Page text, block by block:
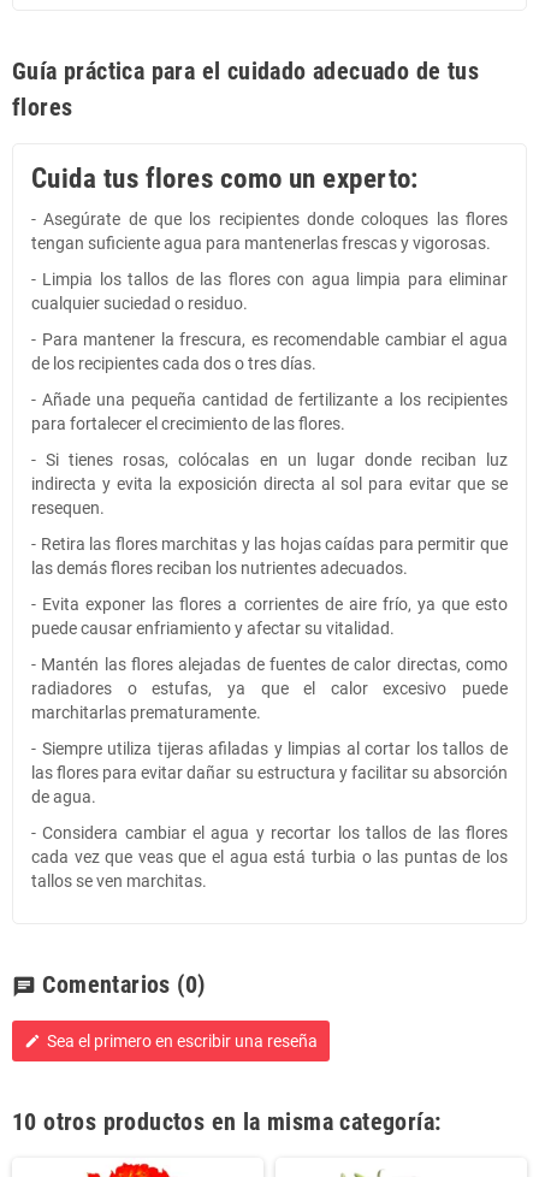
Guía práctica para el cuidado adecuado de tus
flores
Cuida tus flores como un experto:
- Asegúrate de que los recipientes donde coloques las flores
tengan suficiente agua para mantenerlas frescas y vigorosas.
- Limpia los tallos de las flores con agua limpia para eliminar
cualquier suciedad o residuo.
- Para mantener la frescura, es recomendable cambiar el agua
de los recipientes cada dos o tres días.
- Añade una pequeña cantidad de fertilizante a los recipientes
para fortalecer el crecimiento de las flores.
- Si tienes rosas, colócalas en un lugar donde reciban luz
indirecta y evita la exposición directa al sol para evitar que se
resequen.
- Retira las flores marchitas y las hojas caídas para permitir que
las demás flores reciban los nutrientes adecuados.
- Evita exponer las flores a corrientes de aire frío, ya que esto
puede causar enfriamiento y afectar su vitalidad.
- Mantén las flores alejadas de fuentes de calor directas, como
radiadores o estufas, ya que el calor excesivo puede
marchitarlas prematuramente.
- Siempre utiliza tijeras afiladas y limpias al cortar los tallos de
las flores para evitar dañar su estructura y facilitar su absorción
de agua.
- Considera cambiar el agua y recortar los tallos de las flores
cada vez que veas que el agua está turbia o las puntas de los
tallos se ven marchitas.
chat Comentarios (0)
edit Sea el primero en escribir una reseña
10 otros productos en la misma categoría: